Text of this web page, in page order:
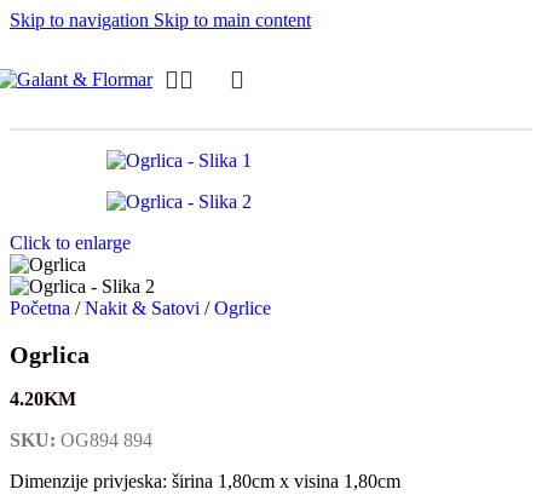
Skip to navigation Skip to main content
Click to enlarge
Početna / Nakit & Satovi / Ogrlice
Ogrlica
4.20KM
SKU: OG894 894
Dimenzije privjeska: širina 1,80cm x visina 1,80cm